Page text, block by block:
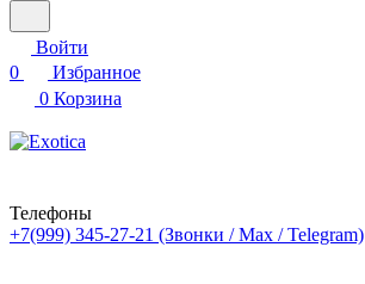
Войти
0
Избранное
0 Корзина
Телефоны
+7(999) 345-27-21 (Звонки / Max / Telegram)